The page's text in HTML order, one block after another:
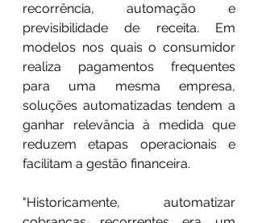
recorrência, automação e
previsibilidade de receita. Em
modelos nos quais o consumidor
realiza pagamentos frequentes
para uma mesma empresa,
soluções automatizadas tendem a
ganhar relevância à medida que
reduzem etapas operacionais e
facilitam a gestão financeira.
"Historicamente, automatizar